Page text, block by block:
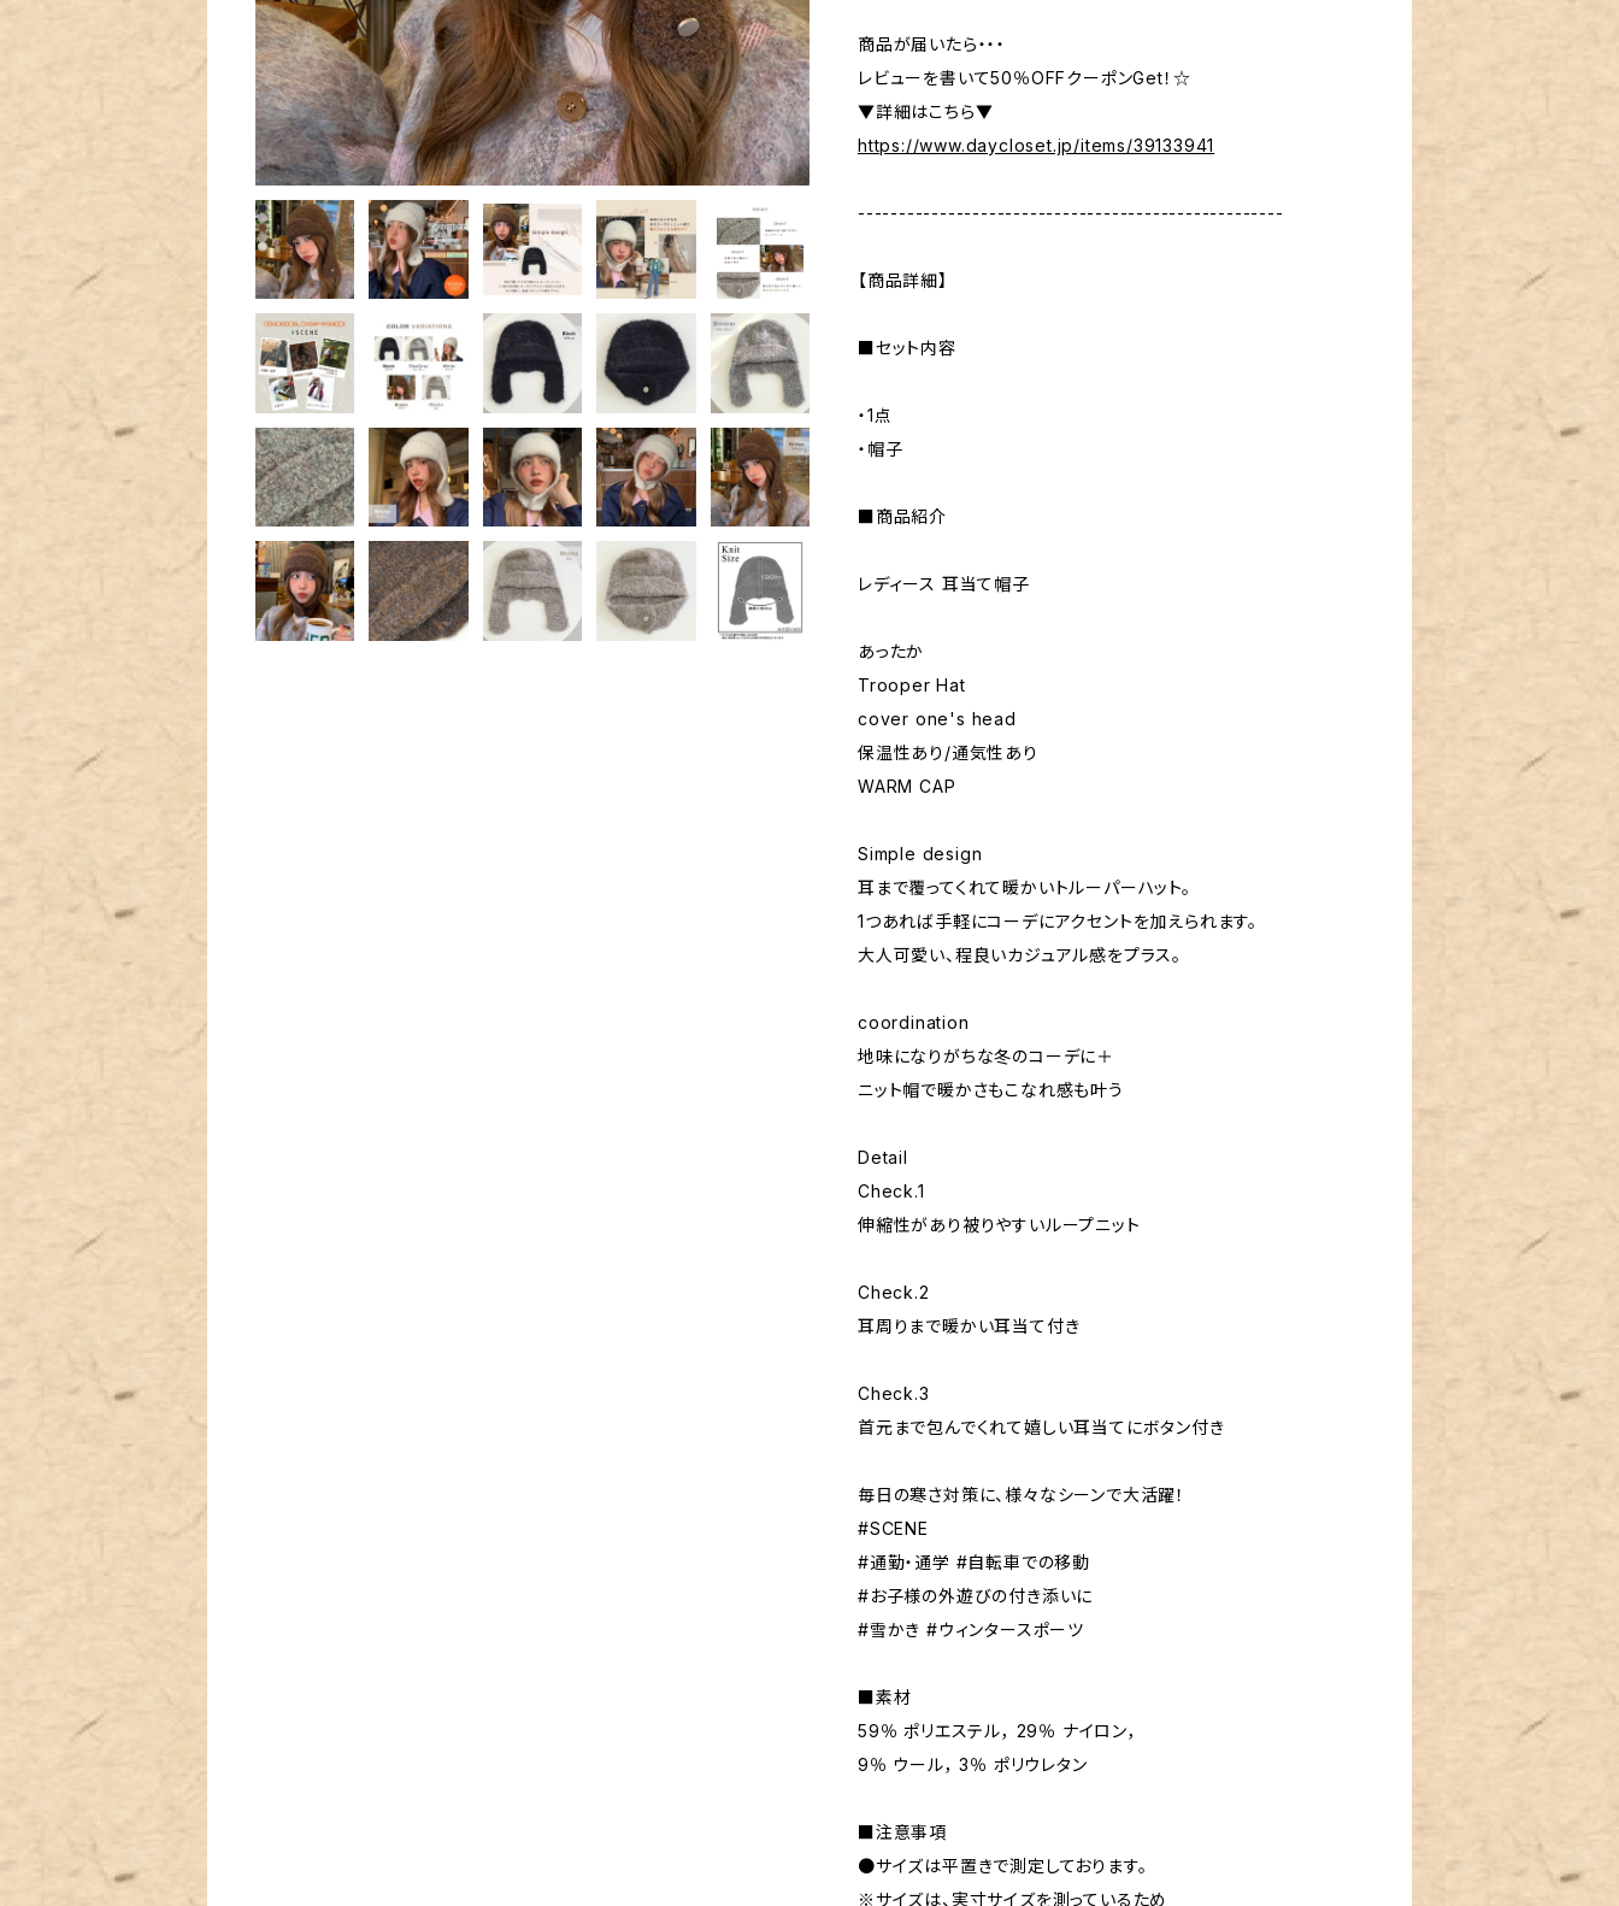
商品が届いたら・・・
レビューを書いて50％OFFクーポンGet！☆
▼詳細はこちら▼
https://www.daycloset.jp/items/39133941
----------------------------------------------------
【商品詳細】
■セット内容
・1点
・帽子
■商品紹介
レディース 耳当て帽子
あったか
Trooper Hat
cover one's head
保温性あり/通気性あり
WARM CAP
Simple design
耳まで覆ってくれて暖かいトルーパーハット。
1つあれば手軽にコーデにアクセントを加えられます。
大人可愛い、程良いカジュアル感をプラス。
coordination
地味になりがちな冬のコーデに＋
ニット帽で暖かさもこなれ感も叶う
Detail
Check.1
伸縮性があり被りやすいループニット
Check.2
耳周りまで暖かい耳当て付き
Check.3
首元まで包んでくれて嬉しい耳当てにボタン付き
毎日の寒さ対策に、様々なシーンで大活躍！
#SCENE
#通勤・通学 #自転車での移動
#お子様の外遊びの付き添いに
#雪かき #ウィンタースポーツ
■素材
59％ ポリエステル， 29％ ナイロン，
9％ ウール， 3％ ポリウレタン
■注意事項
●サイズは平置きで測定しております。
※サイズは、実寸サイズを測っているため